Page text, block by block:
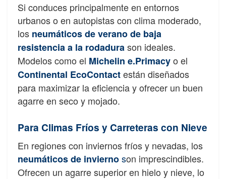
Si conduces principalmente en entornos
urbanos o en autopistas con clima moderado,
los neumáticos de verano de baja
resistencia a la rodadurason ideales.
Modelos como el Michelin e.Primacyo el
Continental EcoContactestán diseñados
para maximizar la eficiencia y ofrecer un buen
agarre en seco y mojado.
Para Climas Fríos y Carreteras con Nieve
En regiones con inviernos fríos y nevadas, los
neumáticos de inviernoson imprescindibles.
Ofrecen un agarre superior en hielo y nieve, lo